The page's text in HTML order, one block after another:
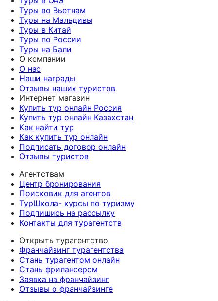
Туры во Вьетнам
Туры на Мальдивы
Туры в Китай
Туры по России
Туры на Бали
О компании
О нас
Наши награды
Отзывы наших туристов
Интернет магазин
Купить тур онлайн Россия
Купить тур онлайн Казахстан
Как найти тур
Как купить тур онлайн
Подписать договор онлайн
Отзывы туристов
Агентствам
Центр бронирования
Поисковик для агентов
ТурШкола- курсы по туризму
Подпишись на рассылку
Контакты для турагентств
Открыть турагентство
Франчайзинг турагентства
Стань турагентом онлайн
Стань фрилансером
Заявка на франчайзинг
Отзывы о франчайзинге